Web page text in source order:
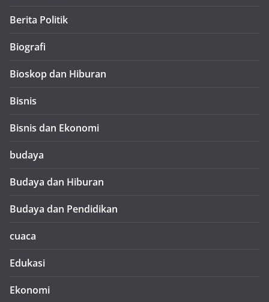
Berita Politik
Biografi
Bioskop dan Hiburan
Bisnis
Bisnis dan Ekonomi
budaya
Budaya dan Hiburan
Budaya dan Pendidikan
cuaca
Edukasi
Ekonomi